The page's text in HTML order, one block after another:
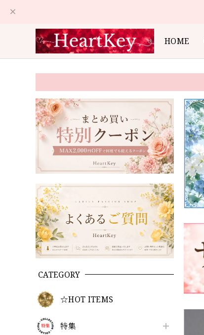
HOME
CATEGORY
☆HOT ITEMS
特集